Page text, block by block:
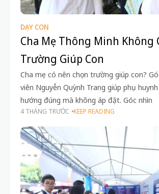
DẠY CON
Cha Mẹ Thông Minh Không
Trường Giúp Con
Cha mẹ có nên chọn trường giúp con?
viên Nguyễn Quỳnh Trang giúp phụ
hướng đúng mà không áp đặt. Góc nhìn
4 THÁNG TRƯỚC KEEP READING